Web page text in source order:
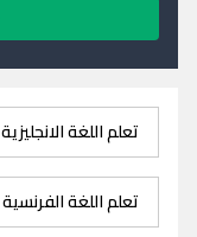
تعلم اللغة الانجليزية
تعلم اللغة الفرنسية